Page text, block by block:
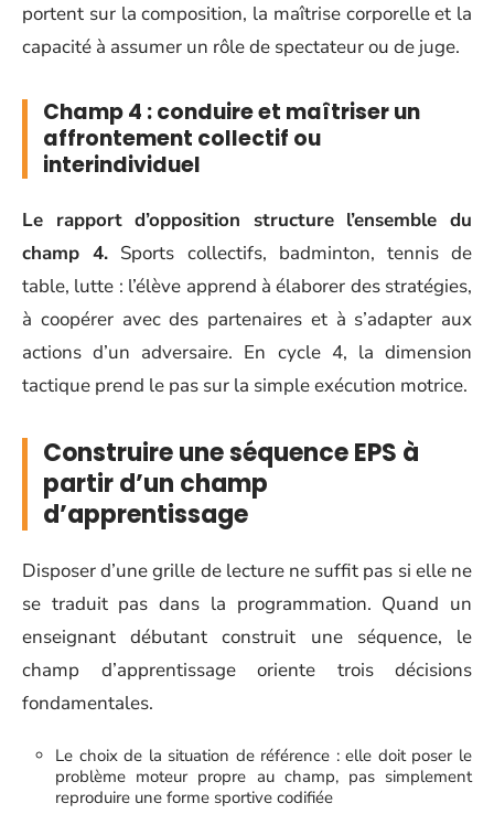
portent sur la composition, la maîtrise corporelle et la
capacité à assumer un rôle de spectateur ou de juge.
Champ 4 : conduire et maîtriser un
affrontement collectif ou
interindividuel
Le rapport d’opposition structure l’ensemble du
champ 4. Sports collectifs, badminton, tennis de
table, lutte : l’élève apprend à élaborer des stratégies,
à coopérer avec des partenaires et à s’adapter aux
actions d’un adversaire. En cycle 4, la dimension
tactique prend le pas sur la simple exécution motrice.
Construire une séquence EPS à
partir d’un champ
d’apprentissage
Disposer d’une grille de lecture ne suffit pas si elle ne
se traduit pas dans la programmation. Quand un
enseignant débutant construit une séquence, le
champ d’apprentissage oriente trois décisions
fondamentales.
Le choix de la situation de référence : elle doit poser le
problème moteur propre au champ, pas simplement
reproduire une forme sportive codifiée